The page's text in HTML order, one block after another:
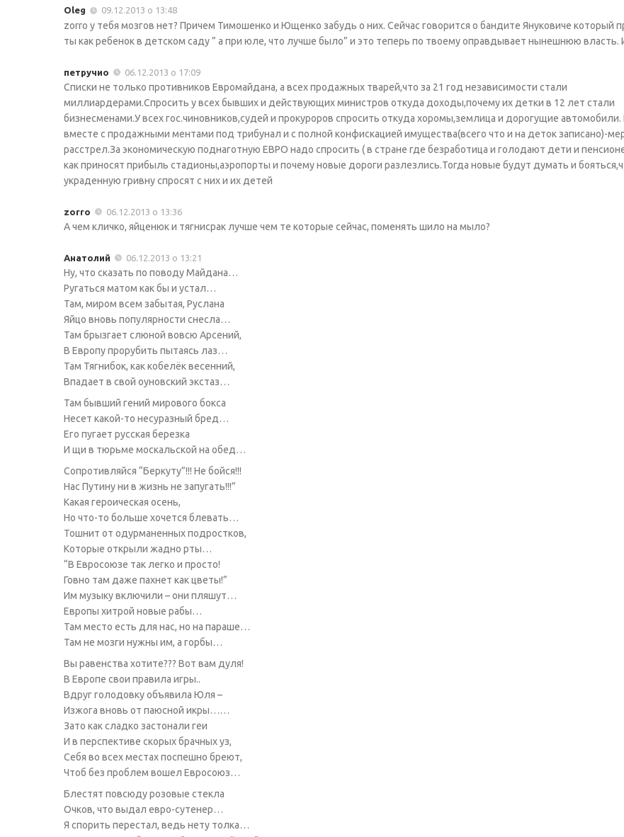
Oleg 09.12.2013 о 13:48
zorro у тебя мозгов нет? Причем Тимошенко и Ющенко забудь о них. Сейчас говорится о бандите Януковиче который
ты как ребенок в детском саду ” а при юле, что лучше было” и это теперь по твоему оправдывает нынешнюю власть.
петручио 06.12.2013 о 17:09
Списки не только противников Евромайдана, а всех продажных тварей,что за 21 год независимости стали
миллиардерами.Спросить у всех бывших и действующих министров откуда доходы,почему их детки в 12 лет стали
бизнесменами.У всех гос.чиновников,судей и прокуроров спросить откуда хоромы,землица и дорогущие автомобили.
вместе с продажными ментами под трибунал и с полной конфискацией имущества(всего что и на деток записано)-
расстрел.За экономическую поднаготную ЕВРО надо спросить ( в стране где безработица и голодают дети и
как приносят прибыль стадионы,аэропорты и почему новые дороги разлезлись.Тогда новые будут думать и
украденную гривну спросят с них и их детей
zorro 06.12.2013 о 13:36
А чем кличко, яйценюк и тягнисрак лучше чем те которые сейчас, поменять шило на мыло?
Анатолий 06.12.2013 о 13:21
Ну, что сказать по поводу Майдана…
Ругаться матом как бы и устал…
Там, миром всем забытая, Руслана
Яйцо вновь популярности снесла…
Там брызгает слюной вовсю Арсений,
В Европу прорубить пытаясь лаз…
Там Тягнибок, как кобелёк весенний,
Впадает в свой оуновский экстаз…
Там бывший гений мирового бокса
Несет какой-то несуразный бред…
Его пугает русская березка
И щи в тюрьме москальской на обед…
Сопротивляйся “Беркуту”!!! Не бойся!!!
Нас Путину ни в жизнь не запугать!!!”
Какая героическая осень,
Но что-то больше хочется блевать…
Тошнит от одурманенных подростков,
Которые открыли жадно рты…
“В Евросоюзе так легко и просто!
Говно там даже пахнет как цветы!”
Им музыку включили – они пляшут…
Европы хитрой новые рабы…
Там место есть для нас, но на параше…
Там не мозги нужны им, а горбы…
Вы равенства хотите??? Вот вам дуля!
В Европе свои правила игры..
Вдруг голодовку объявила Юля –
Изжога вновь от паюсной икры……
Зато как сладко застонали геи
И в перспективе скорых брачных уз,
Себя во всех местах поспешно бреют,
Чтоб без проблем вошел Евросоюз…
Блестят повсюду розовые стекла
Очков, что выдал евро-сутенер…
Я спорить перестал, ведь нету толка…